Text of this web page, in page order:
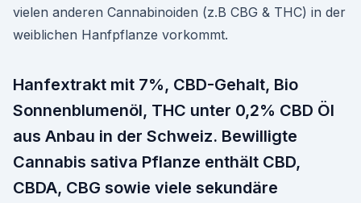
vielen anderen Cannabinoiden (z.B CBG & THC) in der
weiblichen Hanfpflanze vorkommt.
Hanfextrakt mit 7%, CBD-Gehalt, Bio
Sonnenblumenöl, THC unter 0,2% CBD Öl
aus Anbau in der Schweiz. Bewilligte
Cannabis sativa Pflanze enthält CBD,
CBDA, CBG sowie viele sekundäre